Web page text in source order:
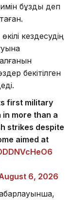
бұзды деп
кездесудің
бекітілген
first military
more than a
strikes despite
aimed at
6, 2026